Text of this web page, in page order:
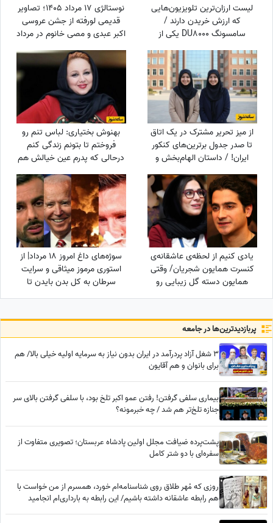
لیست ارزان‌ترین تلویزیون‌هایی
که ارزش خریدن دارند /
سامسونگ DU8000 یکی از
ارزانترین تلویزیون‌های بازار
نوستالژی 17 مرداد 1405؛ تصاویر
قدیمی لورفته از جشن عروسی
اکبر عبدی و مصی خانوم در مرداد
1365
از میز تحریر مشترک در یک اتاق
تا صدر جدول برترین‌های کنکور
ایران! / داستان الهام‌بخش و
جالب دوقلوهای افسانه‌ای که
کنکور را ترکاندند!
بهنوش بختیاری: لباس تنم رو
فروختم تا بتونم زندگی کنم
درحالی که پدرم عین خیالش هم
نبود! دل علیخانی رسما کباب شد
یادی کنیم از لحظه‌ی عاشقانه‌ی
کنسرت همایون شجریان/ وقتی
همایون دسته گل زیبایی رو
تقدیم میکنه به سحر
شیکی زده سحر خانم!
سوژه‌های داغ امروز 18 مرداد| از
استوری مرموز میثاقی و سرایت
سرطان به کل بدن بایدن تا
بازگشت مسی به شهرش با لباس
پربازدید‌ترین‌ها در جامعه
3 شغل آزاد پردرآمد در ایران بدون نیاز به سرمایه اولیه خیلی بالا/ هم
برای بانوان و هم آقایون
بیماری سلفی گرفتن! رفتن عمو اکبر تلخ بود، با سلفی گرفتن بالای سر
جنازه تلخ‌تر هم شد / چه خبرمونه؟
پشت‌پرده ضیافت مجلل اولین پادشاه عربستان؛ تصویری متفاوت از
سفره‌ای با دو شتر کامل
روزی که مُهر طلاق روی شناسنامه‌ام خورد، همسرم از من خواست با
هم رابطه عاشقانه داشته باشیم/ این رابطه به بارداری‌ام انجامید